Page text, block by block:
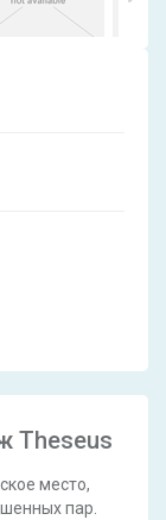
Theseus
место,
пар.